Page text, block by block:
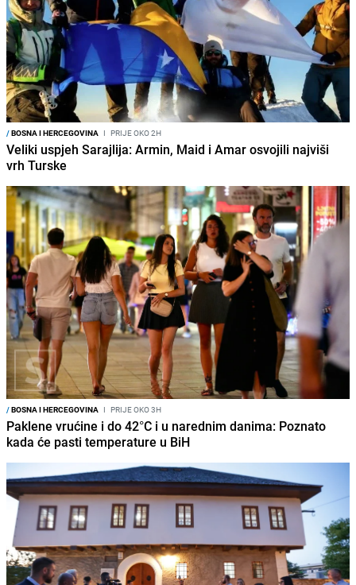
/BOSNA I HERCEGOVINA I PRIJE OKO 2H
Veliki uspjeh Sarajlija: Armin, Maid i Amar osvojili najviši
vrh Turske
/BOSNA I HERCEGOVINA I PRIJE OKO 3H
Paklene vrućine i do 42°C i u narednim danima: Poznato
kada će pasti temperature u BiH